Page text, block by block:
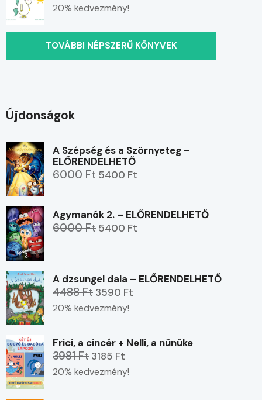
20% kedvezmény!
TOVÁBBI NÉPSZERŰ KÖNYVEK
Újdonságok
A Szépség és a Szörnyeteg –
ELŐRENDELHETŐ
6000 Ft 5400 Ft
Agymanók 2. – ELŐRENDELHETŐ
6000 Ft 5400 Ft
A dzsungel dala – ELŐRENDELHETŐ
4488 Ft 3590 Ft
20% kedvezmény!
Frici, a cincér + Nelli, a nünüke
3981 Ft 3185 Ft
20% kedvezmény!